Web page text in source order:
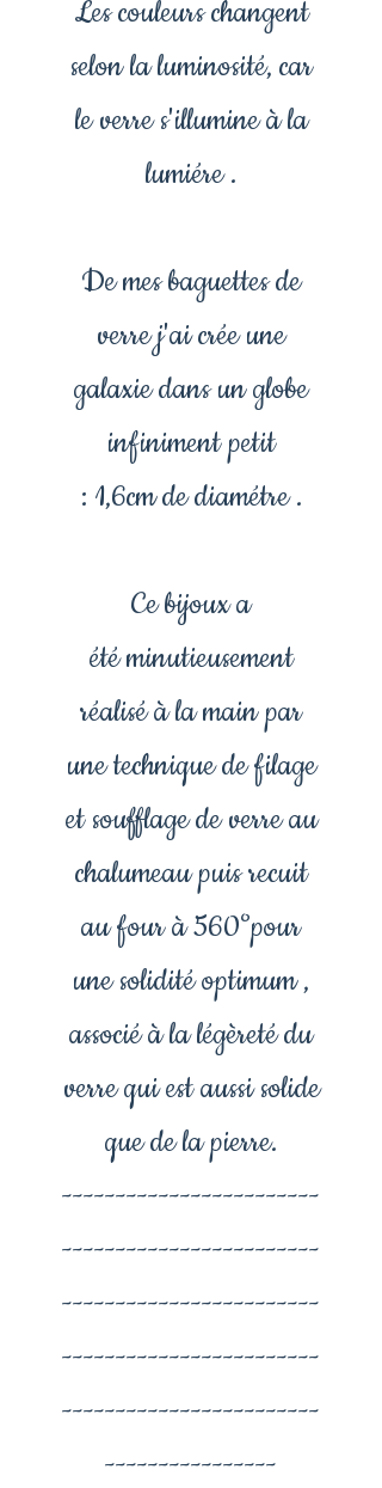
Les couleurs changent
selon la luminosité, car
le verre s'illumine à la
lumiére .
De mes baguettes de
verre j'ai crée une
galaxie dans un globe
infiniment petit
: 1,6cm de diamétre .
Ce bijoux a
été minutieusement
réalisé à la main par
une technique de filage
et soufflage de verre au
chalumeau puis recuit
au four à 560°pour
une solidité optimum ,
associé à la légèreté du
verre qui est aussi solide
que de la pierre.
------------------------
------------------------
------------------------
------------------------
------------------------
----------------